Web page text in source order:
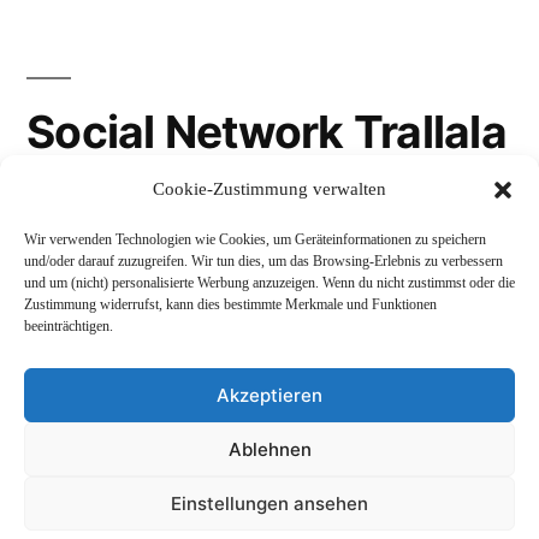
Cookie-Zustimmung verwalten
Wir verwenden Technologien wie Cookies, um Geräteinformationen zu speichern
und/oder darauf zuzugreifen. Wir tun dies, um das Browsing-Erlebnis zu verbessern
und um (nicht) personalisierte Werbung anzuzeigen. Wenn du nicht zustimmst oder die
Zustimmung widerrufst, kann dies bestimmte Merkmale und Funktionen
beeinträchtigen.
Akzeptieren
Ablehnen
Einstellungen ansehen
Social Network Trallala
LinkedIn
Mastodon
Stolz präsentiert von WordPress.
Impressum und Rechtliches